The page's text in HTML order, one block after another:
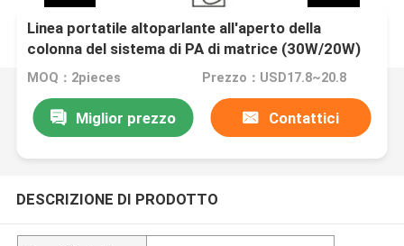
Linea portatile altoparlante all'aperto della
colonna del sistema di PA di matrice (30W/20W)
MOQ：2pieces Prezzo：USD17.8~20.8
Miglior prezzo Contattici
DESCRIZIONE DI PRODOTTO